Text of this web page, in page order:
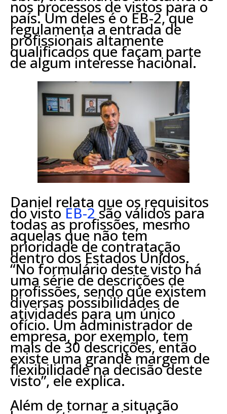
nos processos de vistos para o
país. Um deles é o EB-2, que
regulamenta a entrada de
profissionais altamente
qualificados que façam parte
de algum interesse nacional.
Daniel relata que os requisitos
do vistoEB-2 são válidos para
todas as profissões, mesmo
aquelas que não tem
prioridade de contratação
dentro dos Estados Unidos.
“No formulário deste visto há
uma série de descrições de
profissões, sendo que existem
diversas possibilidades de
atividades para um único
ofício. Um administrador de
empresa, por exemplo, tem
mais de 30 descrições, então
existe uma grande margem de
flexibilidade na decisão deste
visto”, ele explica.
Além de tornar a situação